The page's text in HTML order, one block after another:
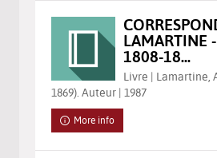
LAMARTINE
1808-18...
Livre | Lamartine,
1869). Auteur | 1987
More info